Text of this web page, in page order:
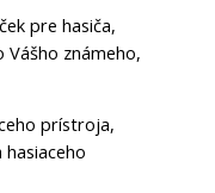
pre hasiča,
Vášho známeho,
prístroja,